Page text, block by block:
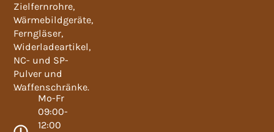
Zielfernrohre,
Wärmebildgeräte,
Ferngläser,
Widerladeartikel,
NC- und SP-
Pulver und
Waffenschränke.
Mo-Fr
09:00-
12:00